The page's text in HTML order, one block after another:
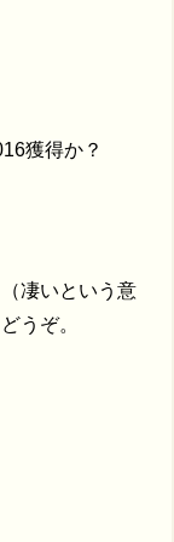
獲得か？
凄いという意
うぞ。